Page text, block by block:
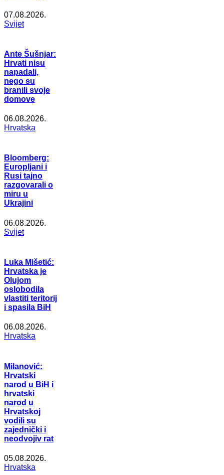
07.08.2026.
Svijet
Ante Šušnjar:
Hrvati nisu
napadali,
nego su
branili svoje
domove
06.08.2026.
Hrvatska
Bloomberg:
Europljani i
Rusi tajno
razgovarali o
miru u
Ukrajini
06.08.2026.
Svijet
Luka Mišetić:
Hrvatska je
Olujom
oslobodila
vlastiti teritorij
i spasila BiH
06.08.2026.
Hrvatska
Milanović:
Hrvatski
narod u BiH i
hrvatski
narod u
Hrvatskoj
vodili su
zajednički i
neodvojiv rat
05.08.2026.
Hrvatska